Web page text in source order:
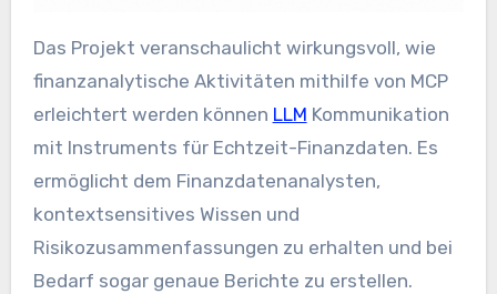
Das Projekt veranschaulicht wirkungsvoll, wie
finanzanalytische Aktivitäten mithilfe von MCP
erleichtert werden können LLM Kommunikation
mit Instruments für Echtzeit-Finanzdaten. Es
ermöglicht dem Finanzdatenanalysten,
kontextsensitives Wissen und
Risikozusammenfassungen zu erhalten und bei
Bedarf sogar genaue Berichte zu erstellen.